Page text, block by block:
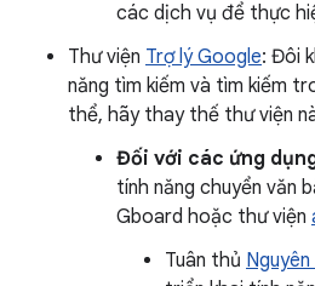
các dịch vụ để thực
Thư viện Trợ lý Google: Đôi
năng tìm kiếm và tìm kiếm
thể, hãy thay thế thư viện
Đối với các ứng
tính năng chuyển văn
Gboard hoặc thư viện
Tuân thủ